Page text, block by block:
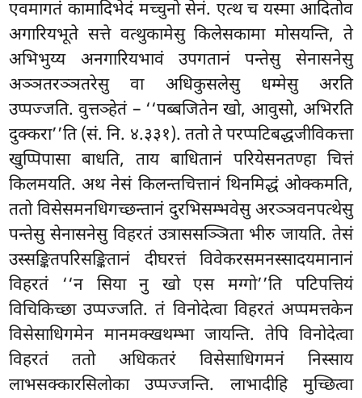
एवमागतं कामादिभेदं मच्चुनो सेनं. एत्थ च यस्मा आदितोव
अगारियभूते सत्ते वत्थुकामेसु किलेसकामा मोसयन्ति, ते
अभिभुय्य अनगारियभावं उपगतानं पन्तेसु सेनासनेसु
अञ्ञतरञ्ञतरेसु वा अधिकुसलेसु धम्मेसु अरति
उप्पज्जति. वुत्तञ्हेतं – ‘‘पब्बजितेन खो, आवुसो, अभिरति
दुक्करा’’ति (सं. नि. ४.३३१). ततो ते परप्पटिबद्धजीविकत्ता
खुप्पिपासा बाधति, ताय बाधितानं परियेसनतण्हा चित्तं
किलमयति. अथ नेसं किलन्तचित्तानं थिनमिद्धं ओक्कमति,
ततो विसेसमनधिगच्छन्तानं दुरभिसम्भवेसु अरञ्ञवनपत्थेसु
पन्तेसु सेनासनेसु विहरतं उत्राससञ्ञिता भीरु जायति. तेसं
उस्सङ्कितपरिसङ्कितानं दीघरत्तं विवेकरसमनस्सादयमानानं
विहरतं ‘‘न सिया नु खो एस मग्गो’’ति पटिपत्तियं
विचिकिच्छा उप्पज्जति. तं विनोदेत्वा विहरतं अप्पमत्तकेन
विसेसाधिगमेन मानमक्खथम्भा जायन्ति. तेपि विनोदेत्वा
विहरतं ततो अधिकतरं विसेसाधिगमनं निस्साय
लाभसक्कारसिलोका उप्पज्जन्ति. लाभादीहि मुच्छित्वा